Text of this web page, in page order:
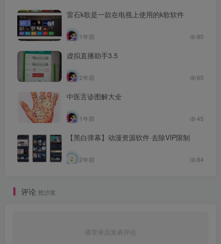
雷石k歌是一款在电视上使用的k歌软件
1年前 80
虚拟直播助手3.5
2年前 60
中医舌诊图解大全
1年前 45
【黑白弹幕】动漫资源软件 去除VIP限制
2年前 84
评论 抢沙发
请登录后发表评论